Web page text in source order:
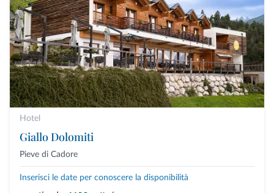
Hotel
Giallo Dolomiti
Pieve di Cadore
Inserisci le date per conoscere la disponibilità